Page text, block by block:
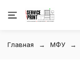
Главная МФУ